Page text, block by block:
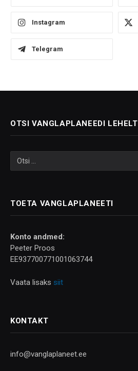
Instagram
Telegram
OTSI VANGLAPLANEEDI LEHELT
TOETA VANGLAPLANEETI
Konto andmed:
Peeter Proos
EE937700771001063744
Vaata lisaks siit
KONTAKT
info@vanglaplaneet.ee